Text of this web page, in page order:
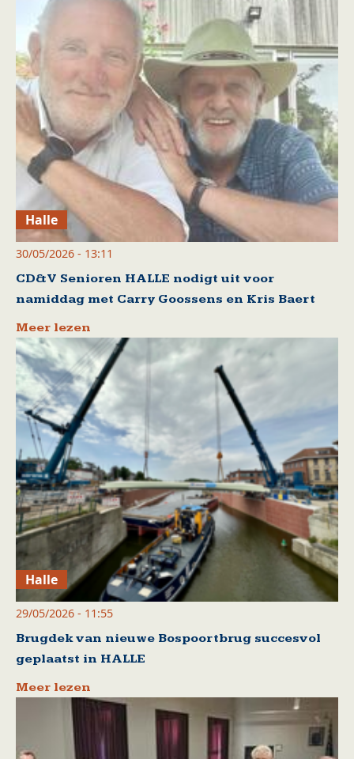
Halle
30/05/2026 - 13:11
CD&V Senioren HALLE nodigt uit voor
namiddag met Carry Goossens en Kris Baert
Meer lezen
Halle
29/05/2026 - 11:55
Brugdek van nieuwe Bospoortbrug succesvol
geplaatst in HALLE
Meer lezen